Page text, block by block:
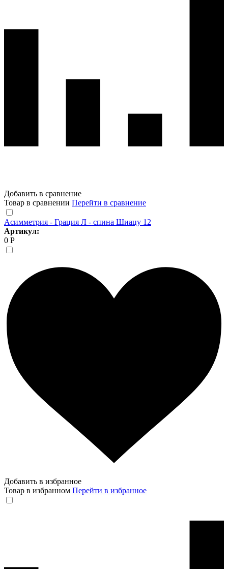
Добавить в сравнение
Товар в сравнении Перейти в сравнение
Асимметрия - Грация Л - спина Шиацу 12
Артикул:
0 Р
Добавить в избранное
Товар в избранном Перейти в избранное